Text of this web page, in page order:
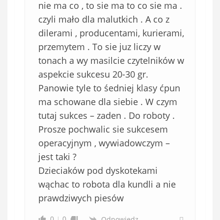
nie ma co , to sie ma to co sie ma .
czyli mało dla malutkich . A co z
dilerami , producentami, kurierami,
przemytem . To sie juz liczy w
tonach a wy masilcie czytelników w
aspekcie sukcesu 20-30 gr.
Panowie tyle to śedniej klasy ćpun
ma schowane dla siebie . W czym
tutaj sukces – zaden . Do roboty .
Prosze pochwalic sie sukcesem
operacyjnym , wywiadowczym –
jest taki ?
Dzieciaków pod dyskotekami
wąchac to robota dla kundli a nie
prawdziwych piesów